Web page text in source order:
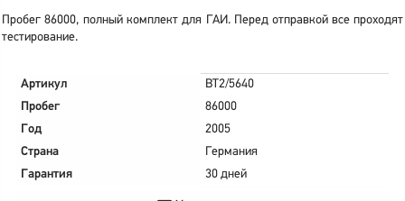
Пробег 86000, полный комплект для ГАИ. Перед отправкой все проходят
тестирование.
Артикул
BT2/5640
Пробег
86000
Год
2005
Страна
Германия
Гарантия
30 дней